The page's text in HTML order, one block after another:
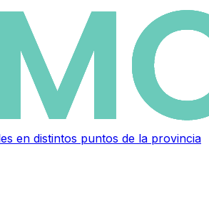
en distintos puntos de la provincia